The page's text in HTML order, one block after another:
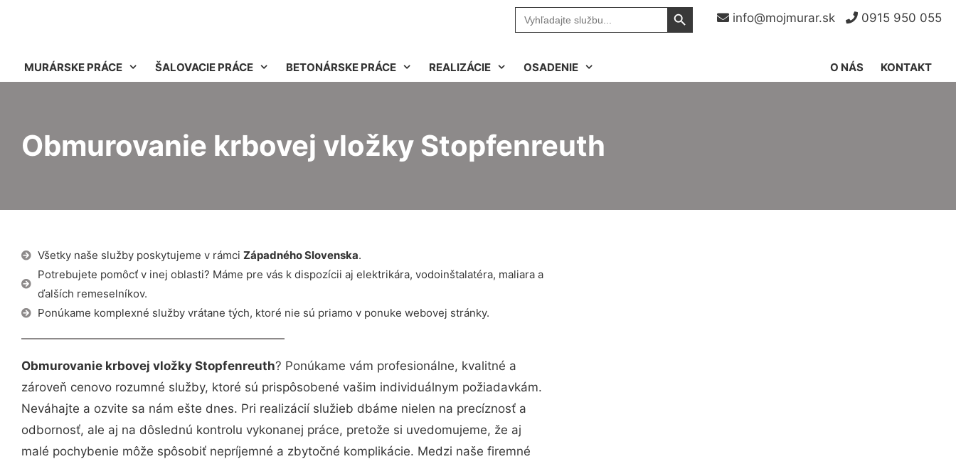
info@mojmurar.sk 0915 950 055
Search
for:
Search Button
MURÁRSKE PRÁCE ŠALOVACIE PRÁCE BETONÁRSKE PRÁCE REALIZÁCIE OSADENIE KONTAKT
O NÁS
Obmurovanie krbovej vložky Stopfenreuth
Všetky naše služby poskytujeme v rámci Západného Slovenska.
Potrebujete pomôcť v inej oblasti? Máme pre vás k dispozícii aj elektrikára, vodoinštalatéra, maliara a
ďalších remeselníkov.
Ponúkame komplexné služby vrátane tých, ktoré nie sú priamo v ponuke webovej stránky.
Obmurovanie krbovej vložky Stopfenreuth? Ponúkame vám profesionálne, kvalitné a
zároveň cenovo rozumné služby, ktoré sú prispôsobené vašim individuálnym požiadavkám.
Neváhajte a ozvite sa nám ešte dnes. Pri realizácií služieb dbáme nielen na precíznosť a
odbornosť, ale aj na dôslednú kontrolu vykonanej práce, pretože si uvedomujeme, že aj
malé pochybenie môže spôsobiť nepríjemné a zbytočné komplikácie. Medzi naše firemné